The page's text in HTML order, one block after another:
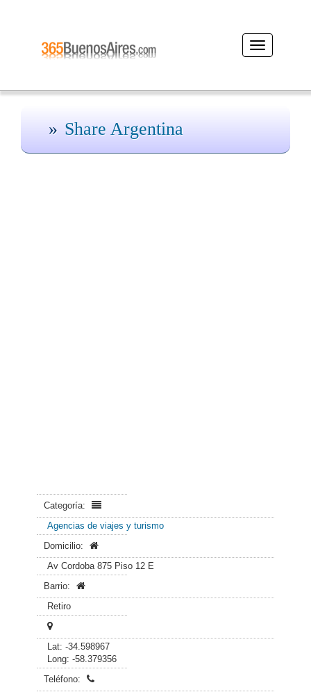
Desplegar
navegación
Share Argentina
Categoría:
Agencias de viajes y turismo
Domicilio:
Av Cordoba 875 Piso 12 E
Barrio:
Retiro
Lat: -34.598967
Long: -58.379356
Teléfono: